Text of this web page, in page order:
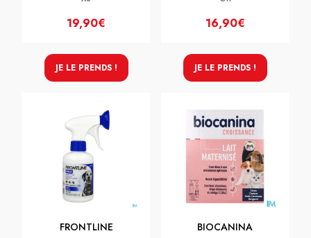
19,90€
JE LE PRENDS !
16,90€
JE LE PRENDS !
FRONTLINE BIOCANINA